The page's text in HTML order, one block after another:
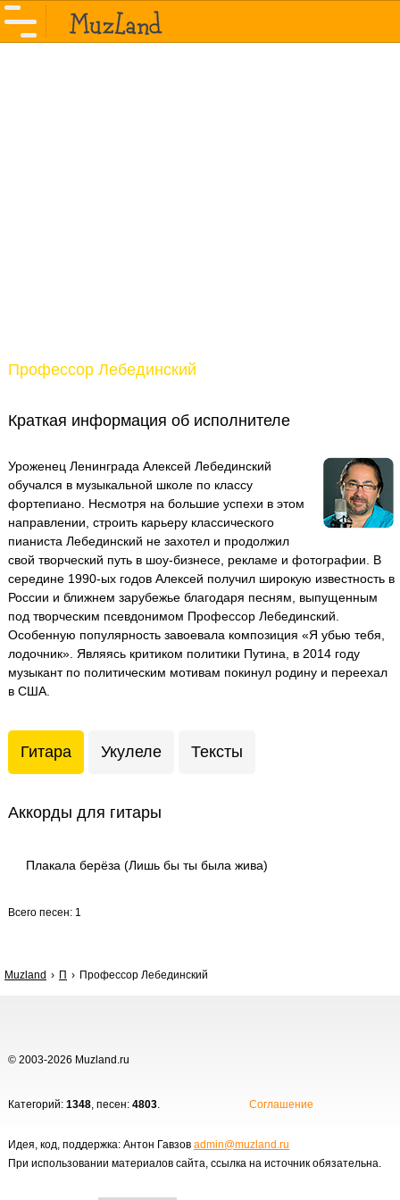
Профессор Лебединский
Краткая информация об исполнителе
Уроженец Ленинграда Алексей Лебединский
обучался в музыкальной школе по классу
фортепиано. Несмотря на большие успехи в этом
направлении, строить карьеру классического
пианиста Лебединский не захотел и продолжил
свой творческий путь в шоу-бизнесе, рекламе и фотографии. В
середине 1990-ых годов Алексей получил широкую известность в
России и ближнем зарубежье благодаря песням, выпущенным
под творческим псевдонимом Профессор Лебединский.
Особенную популярность завоевала композиция «Я убью тебя,
лодочник». Являясь критиком политики Путина, в 2014 году
музыкант по политическим мотивам покинул родину и переехал
в США.
Гитара Укулеле Тексты
Аккорды для гитары
Плакала берёза (Лишь бы ты была жива)
Всего песен: 1
Muzland П Профессор Лебединский
© 2003-2026 Muzland.ru
Категорий: 1348, песен: 4803. Соглашение
Идея, код, поддержка: Антон Гавзов admin@muzland.ru
При использовании материалов сайта, ссылка на источник обязательна.